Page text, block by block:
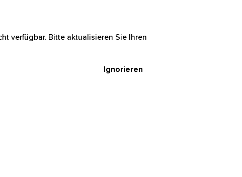
verfügbar. Bitte aktualisieren Sie Ihren
Ignorieren